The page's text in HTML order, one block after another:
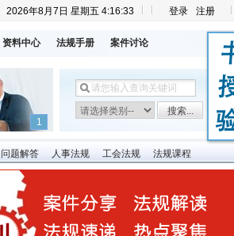
注册
登录
2026年8月7日 星期五 4:16:34
资料中心 法规手册 案件讨论
1
问题解答 人事法规 工会法规 法规课程